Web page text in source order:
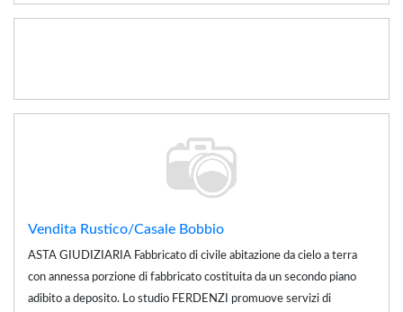
Vendita Rustico/Casale Bobbio
ASTA GIUDIZIARIA Fabbricato di civile abitazione da cielo a terra
con annessa porzione di fabbricato costituita da un secondo piano
adibito a deposito. Lo studio FERDENZI promuove servizi di